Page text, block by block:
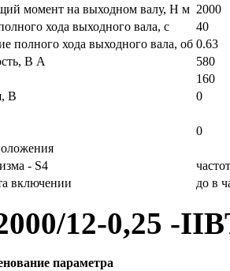
момент на выходном валу, Н м 2000
хода выходного вала, с
40
полного хода выходного вала, об 0.63
В А
580
160
В
0
0
- S4
включении
до в
12-0,25 -
параметра